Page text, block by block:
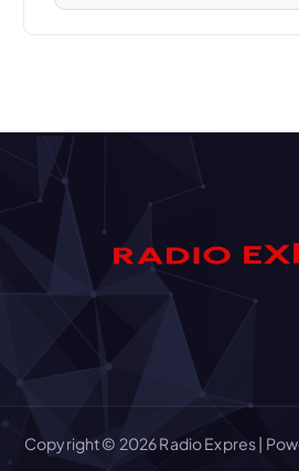
RADIO EX
Copyright © 2026 Radio Expres |